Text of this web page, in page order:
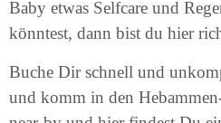
Baby etwas Selfcare und
könntest, dann bist du hier
Buche Dir schnell und
und komm in den